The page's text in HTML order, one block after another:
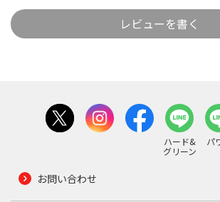
レビューを書く
ハード&
グリーン
パ
お問い合わせ